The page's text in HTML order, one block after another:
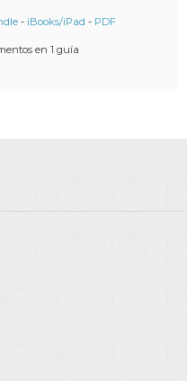
- iBooks/iPad - PDF
en 1 guía